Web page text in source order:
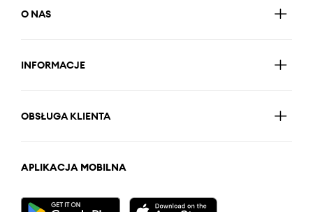
O NAS
INFORMACJE
OBSŁUGA KLIENTA
APLIKACJA MOBILNA